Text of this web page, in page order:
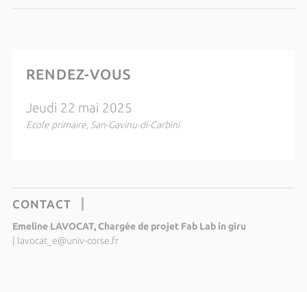
RENDEZ-VOUS
Jeudi 22 mai 2025
Ecole primaire, San-Gavinu-di-Carbini
CONTACT
Emeline LAVOCAT, Chargée de projet Fab Lab in giru
lavocat_e@univ-corse.fr